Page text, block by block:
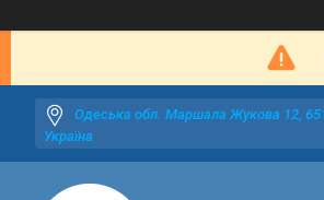
Одеська обл. Маршала Жукова 12,
Україна